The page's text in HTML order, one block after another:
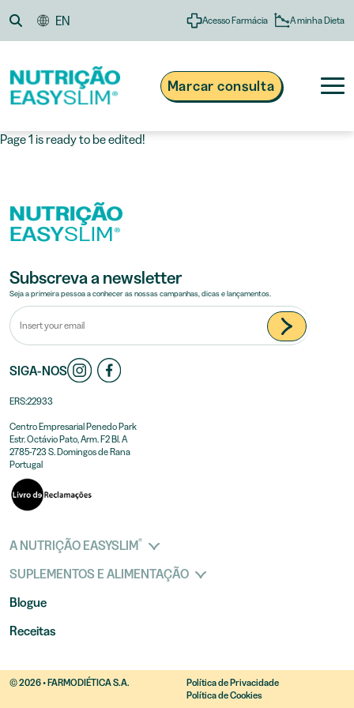
to
content
EN Acesso Farmácia A minha Dieta
Marcar consulta
Suplementos e Alimentação
Receitas
Blogue
808 200 134Custo de chamada local
Dias úteis das 09h às 13h e das 14h às 18h
Page 1 is ready to be edited!
Subscreva a newsletter
Seja a primeira pessoa a conhecer as nossas campanhas, dicas e lançamentos.
SIGA-NOS
ERS:22933
Centro Empresarial Penedo Park
Estr. Octávio Pato, Arm. F2 Bl. A
2785-723 S. Domingos de Rana
Portugal
A NUTRIÇÃO EASYSLIM®
SUPLEMENTOS E ALIMENTAÇÃO
Blogue
Receitas
© 2026 • FARMODIÉTICA S.A.
Política de Privacidade
Política de Cookies